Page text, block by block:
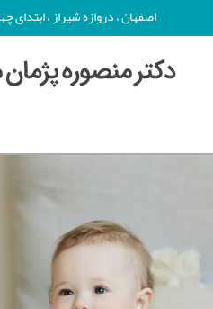
اصفهان ، دروازه شیراز ، ابتدای چهارباغ